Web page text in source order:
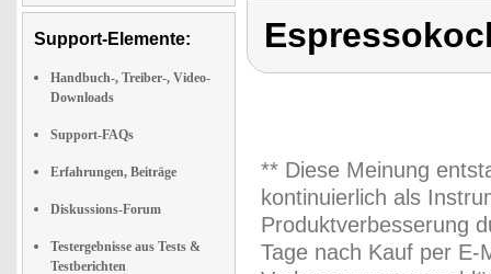
Support-Elemente:
Handbuch-, Treiber-, Video-
Downloads
Support-FAQs
Erfahrungen, Beiträge
Diskussions-Forum
Testergebnisse aus Tests &
Testberichten
** Diese Meinung
kontinuierlich als
Produktverbesserung
Tage nach Kauf per E-